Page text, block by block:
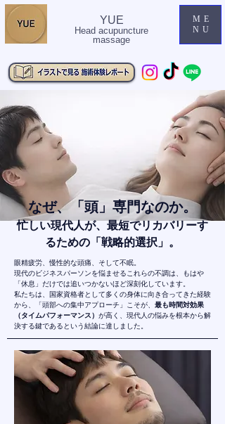
YUE
Head acupuncture
massage
ME
NU
なぜ、「頭」専門なのか。
忙しい現代人が、最短でリカバリーす
るための「戦略的選択」。
眼精疲労、慢性的な頭痛、そして不眠。
現代のビジネスパーソンを悩ませるこれらの不調は、もはや
「休息」だけでは追いつかないほど深刻化しています。
私たちは、国家資格者として多くの身体に向き合ってきた経験
から、「頭部への集中アプローチ」こそが、 最も時間対効果
（タイムパフォーマンス） が高く、現代人の悩みを根本から解
決する鍵であるという結論に達しました。